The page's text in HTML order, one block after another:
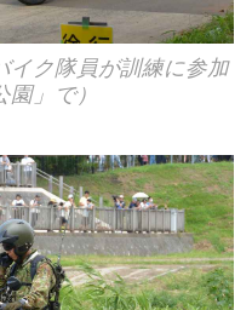
イク隊員が訓練に参加
」で）